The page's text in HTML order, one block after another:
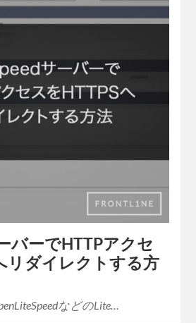
バーでHTTPアクセ
リダイレクトする方
などのLite…